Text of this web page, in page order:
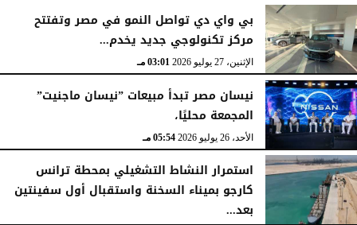
الثلاثاء، 28 يوليو 2026 12:28 مـ
بي واي دي تواصل النمو في مصر وتفتتح
مركز تكنولوجي جديد يخدم...
الإثنين، 27 يوليو 2026 03:01 مـ
نيسان مصر تبدأ مبيعات ”نيسان ماجنيت”
المجمعة محليًا،
الأحد، 26 يوليو 2026 05:54 مـ
استمرار النشاط التشغيلي بمحطة ترانس
كارجو بميناء السخنة واستقبال أول سفينتين
بعد...